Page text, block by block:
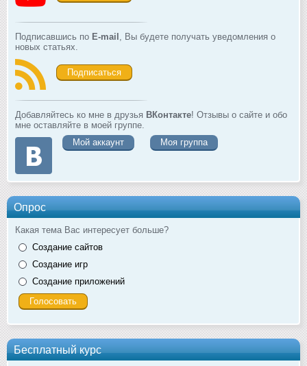
Подписавшись по E-mail , Вы будете получать уведомления о
новых статьях.
Подписаться
Добавляйтесь ко мне в друзья ВКонтакте! Отзывы о сайте и обо
мне оставляйте в моей группе.
Мой аккаунт
Моя группа
Опрос
Какая тема Вас интересует больше?
Создание сайтов
Создание игр
Создание приложений
Бесплатный курс